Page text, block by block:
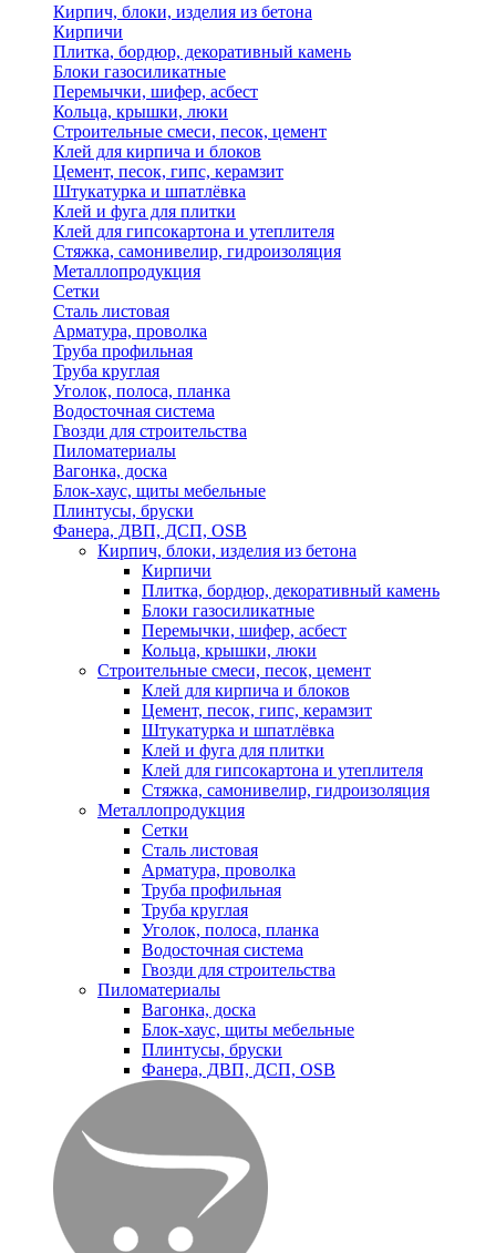
Кирпич, блоки, изделия из бетона
Кирпичи
Плитка, бордюр, декоративный камень
Блоки газосиликатные
Перемычки, шифер, асбест
Кольца, крышки, люки
Строительные смеси, песок, цемент
Клей для кирпича и блоков
Цемент, песок, гипс, керамзит
Штукатурка и шпатлёвка
Клей и фуга для плитки
Клей для гипсокартона и утеплителя
Стяжка, самонивелир, гидроизоляция
Металлопродукция
Сетки
Сталь листовая
Арматура, проволка
Труба профильная
Труба круглая
Уголок, полоса, планка
Водосточная система
Гвозди для строительства
Пиломатериалы
Вагонка, доска
Блок-хаус, щиты мебельные
Плинтусы, бруски
Фанера, ДВП, ДСП, OSB
Кирпич, блоки, изделия из бетона
Кирпичи
Плитка, бордюр, декоративный камень
Блоки газосиликатные
Перемычки, шифер, асбест
Кольца, крышки, люки
Строительные смеси, песок, цемент
Клей для кирпича и блоков
Цемент, песок, гипс, керамзит
Штукатурка и шпатлёвка
Клей и фуга для плитки
Клей для гипсокартона и утеплителя
Стяжка, самонивелир, гидроизоляция
Металлопродукция
Сетки
Сталь листовая
Арматура, проволка
Труба профильная
Труба круглая
Уголок, полоса, планка
Водосточная система
Гвозди для строительства
Пиломатериалы
Вагонка, доска
Блок-хаус, щиты мебельные
Плинтусы, бруски
Фанера, ДВП, ДСП, OSB